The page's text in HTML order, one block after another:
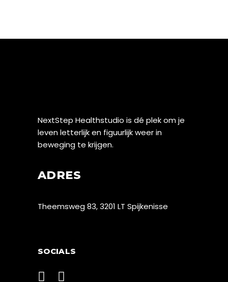
NextStep Healthstudio is dé plek om je
leven letterlijk en figuurlijk weer in
beweging te krijgen.
ADRES
Theemsweg 83, 3201 LT Spijkenisse
SOCIALS